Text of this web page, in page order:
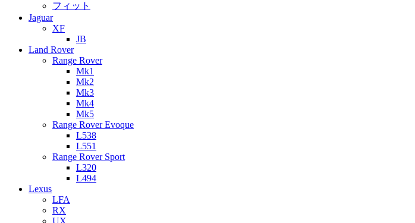
フィット
Jaguar
XF
JB
Land Rover
Range Rover
Mk1
Mk2
Mk3
Mk4
Mk5
Range Rover Evoque
L538
L551
Range Rover Sport
L320
L494
Lexus
LFA
RX
UX